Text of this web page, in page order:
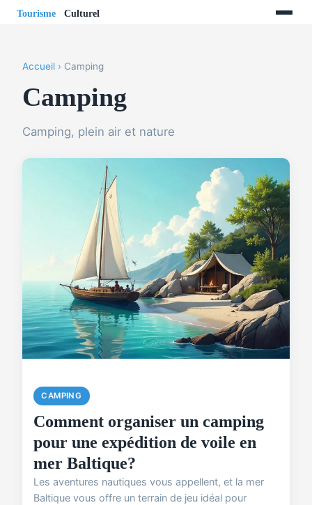
Accueil › Camping
Camping
Camping, plein air et nature
CAMPING
Comment organiser un camping
pour une expédition de voile en
mer Baltique?
Les aventures nautiques vous appellent, et la mer
Baltique vous offre un terrain de jeu idéal pour